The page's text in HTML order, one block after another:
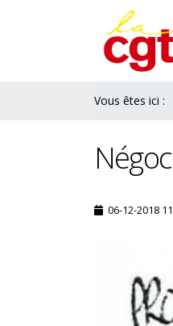
Vous êtes ici :
06-12-2018